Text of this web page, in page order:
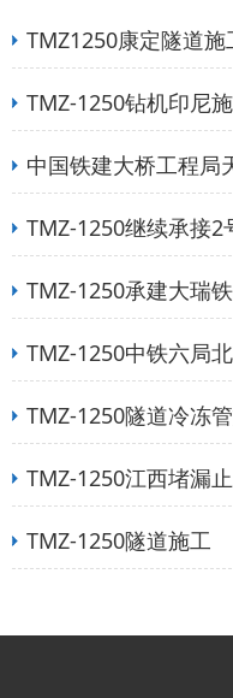
TMZ1250康定隧道施
TMZ-1250钻机印尼
中国铁建大桥工程局
TMZ-1250继续承接2
TMZ-1250承建大瑞
TMZ-1250中铁六局
TMZ-1250隧道冷冻
TMZ-1250江西堵漏
TMZ-1250隧道施工